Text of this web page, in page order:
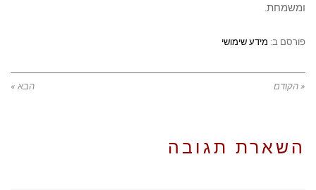
ומשמחת.
פורסם ב: מידע שימושי
« הקודם הבא »
השארת תגובה